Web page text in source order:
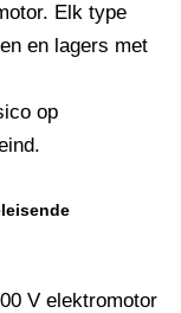
Elk type
en lagers met
op
V elektromotor